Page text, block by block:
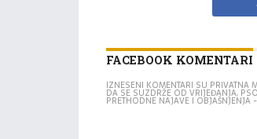
FACEBOOK KOMENTARI
IZNESENI KOMENTARI SU PRIVATNA
DA SE SUZDRŽE OD VRIJEĐANJA,
PRETHODNE NAJAVE I OBJAŠNJENJA -